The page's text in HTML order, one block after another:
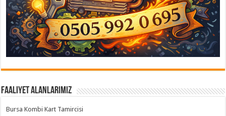
Faaliyet Alanlarımız
Bursa Kombi Kart Tamircisi